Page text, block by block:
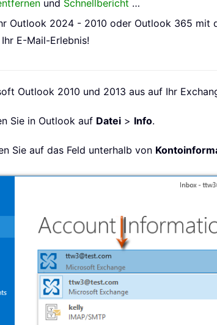
und Schnellbericht …
Outlook 2024 - 2010 oder Outlook 365 mit
E-Mail-Erlebnis!
Outlook 2010 und 2013 aus auf Ihr
Sie in Outlook auf Datei > Info.
Sie auf das Feld unterhalb von